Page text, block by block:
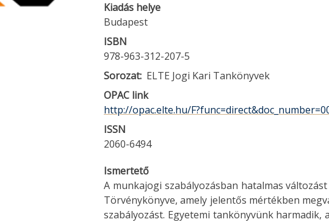
Kiadás helye
Budapest
ISBN
978-963-312-207-5
Sorozat ELTE Jogi Kari Tankönyvek
OPAC link
http://opac.elte.hu/
ISSN
2060-6494
Ismertető
A munkajogi szabályozásban hatalmas
Törvénykönyve, amely jelentős mértékben
szabályozást. Egyetemi tankönyvünk